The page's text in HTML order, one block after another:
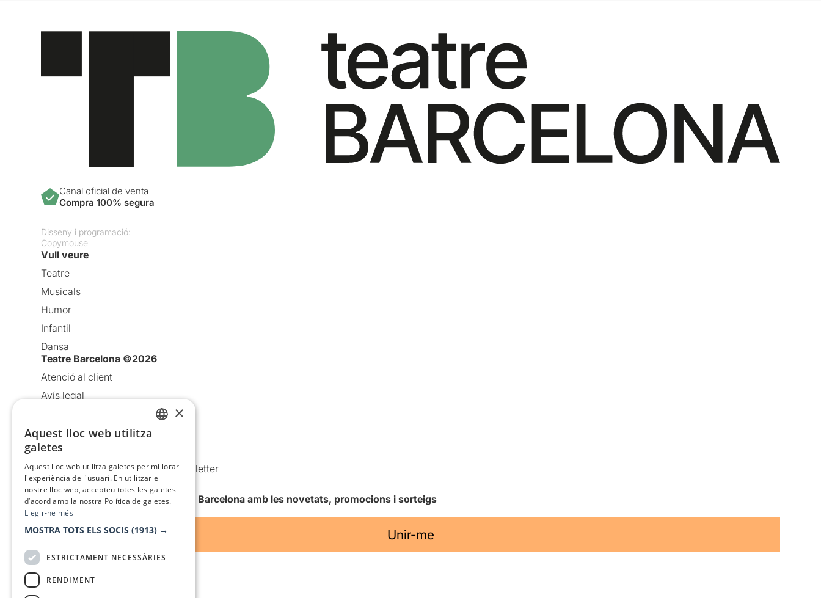
Canal oficial de venta
Compra 100% segura
Disseny i programació:
Copymouse
Vull veure
Teatre
Musicals
Humor
Infantil
Dansa
Teatre Barcelona ©2026
Atenció al client
Avís legal
Política de cookies
Condicions d’ús
Comunicacions comercials i Newsletter
Anuncia’t
Vull rebre la newsletter de Teatre Barcelona amb les novetats, promocions i sorteigs
Unir-me
×
Aquest lloc web utilitza
galetes
Aquest lloc web utilitza galetes per millorar
l'experiència de l'usuari. En utilitzar el
nostre lloc web, accepteu totes les galetes
d’acord amb la nostra Política de galetes.
Llegir-ne més
MOSTRA TOTS ELS SOCIS (1913) →
ESTRICTAMENT NECESSÀRIES
RENDIMENT